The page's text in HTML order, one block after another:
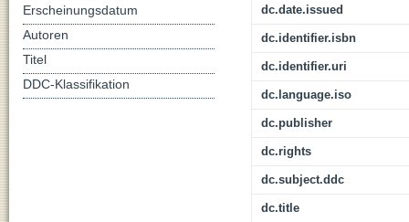
dc.date.issued
dc.identifier.isbn
dc.identifier.uri
dc.language.iso
dc.publisher
dc.rights
dc.subject.ddc
dc.title
Erscheinungsdatum
Autoren
Titel
DDC-Klassifikation